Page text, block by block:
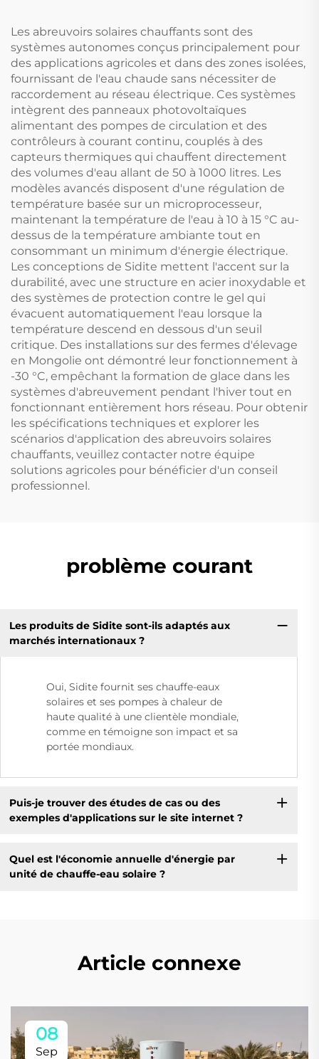
Faible Bruit Caisson
en Acier Galvanisé
Les abreuvoirs solaires chauffants sont des
systèmes autonomes conçus principalement pour
des applications agricoles et dans des zones isolées,
fournissant de l'eau chaude sans nécessiter de
raccordement au réseau électrique. Ces systèmes
intègrent des panneaux photovoltaïques
alimentant des pompes de circulation et des
contrôleurs à courant continu, couplés à des
capteurs thermiques qui chauffent directement
des volumes d'eau allant de 50 à 1000 litres. Les
modèles avancés disposent d'une régulation de
température basée sur un microprocesseur,
maintenant la température de l'eau à 10 à 15 °C au-
dessus de la température ambiante tout en
consommant un minimum d'énergie électrique.
Les conceptions de Sidite mettent l'accent sur la
durabilité, avec une structure en acier inoxydable et
des systèmes de protection contre le gel qui
évacuent automatiquement l'eau lorsque la
température descend en dessous d'un seuil
critique. Des installations sur des fermes d'élevage
en Mongolie ont démontré leur fonctionnement à
-30 °C, empêchant la formation de glace dans les
systèmes d'abreuvement pendant l'hiver tout en
fonctionnant entièrement hors réseau. Pour obtenir
les spécifications techniques et explorer les
scénarios d'application des abreuvoirs solaires
chauffants, veuillez contacter notre équipe
solutions agricoles pour bénéficier d'un conseil
professionnel.
problème courant
Les produits de Sidite sont-ils adaptés aux
marchés internationaux ?
Oui, Sidite fournit ses chauffe-eaux
solaires et ses pompes à chaleur de
haute qualité à une clientèle mondiale,
comme en témoigne son impact et sa
portée mondiaux.
Puis-je trouver des études de cas ou des
exemples d'applications sur le site internet ?
Quel est l'économie annuelle d'énergie par
unité de chauffe-eau solaire ?
Article connexe
08
Sep